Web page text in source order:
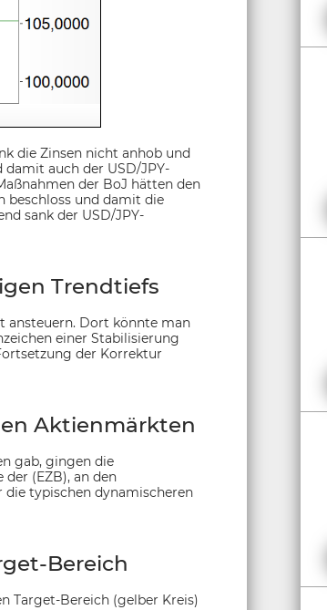
die Zinsen nicht anhob und
auch der USD/JPY-
der BoJ hätten den
beschloss und damit die
sank der USD/JPY-
Trendtiefs
ansteuern. Dort könnte man
einer Stabilisierung
der Korrektur
Aktienmärkten
gab, gingen die
(EZB), an den
typischen dynamischeren
Bereich
Target-Bereich (gelber Kreis)